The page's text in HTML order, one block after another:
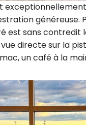
généreuse.
est sans contredit
directe sur la
un café à la